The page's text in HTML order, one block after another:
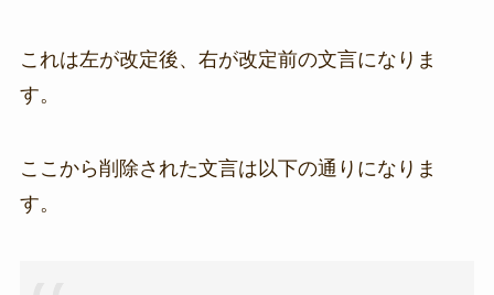
これは左が改定後、右が改定前の文言になりま
す。
ここから削除された文言は以下の通りになりま
す。